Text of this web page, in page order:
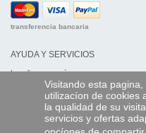
Visitando esta pagina,
utilizacíon de cookies
la qualidad de su
servicios y ofertas
transferencia bancaria
AYUDA Y SERVICIOS
Localice su envío
MANDO EXPRESS
¿Quiénes somos?
Información legal